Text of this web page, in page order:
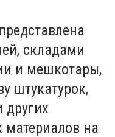
складами
и мешкотары,
штукатурок,
других
материалов на